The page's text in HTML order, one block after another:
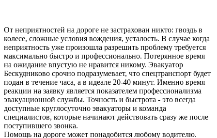
От неприятностей на дороге не застрахован никто: гвоздь в
колесе, сложные условия вождения, усталость. В случае когда
неприятность уже произошла разрешить проблему требуется
максимально быстро и профессионально. Потерянное время
на ожидание впустую не нравится никому. Эвакуатор
Бескудниково срочно подразумевает, что спецтранспорт будет
подан в течение часа, а в идеале 20-40 минут. Именно время
реакции на заявку является показателем профессионализма
эвакуационной службы. Точность и быстрота - это всегда
доступные круглосуточно эвакуаторы и команда
специалистов, которые начинают действовать сразу же после
поступившего звонка.
Помощь на дороге может понадобится любому водителю.